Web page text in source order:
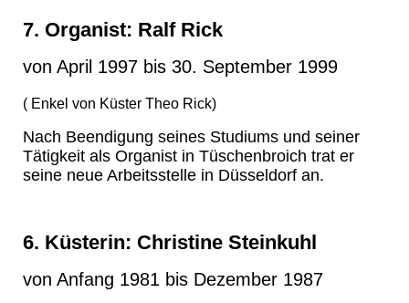
7. Organist: Ralf Rick
von April 1997 bis 30. September 1999
( Enkel von Küster Theo Rick)
Nach Beendigung seines Studiums und seiner
Tätigkeit als Organist in Tüschenbroich trat er
seine neue Arbeitsstelle in Düsseldorf an.
6. Küsterin: Christine Steinkuhl
von Anfang 1981 bis Dezember 1987